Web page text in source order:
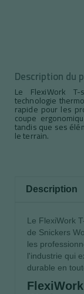
Description du
Le FlexiWork
technologie
rapide pour les
coupe
tandis que ses
le terrain.
Description
Le FlexiWork
de Snickers
les
l'industrie qui
durable en